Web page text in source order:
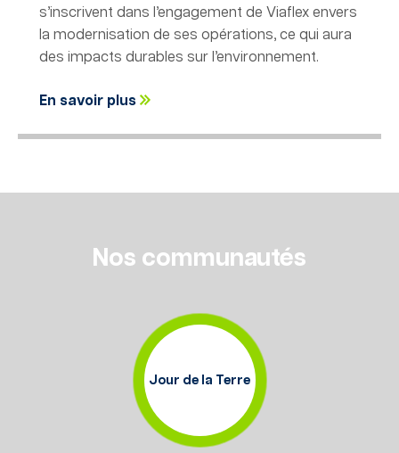
s’inscrivent dans l’engagement de Viaflex envers
la modernisation de ses opérations, ce qui aura
des impacts durables sur l’environnement.
En savoir plus
Nos communautés
Jour de la Terre